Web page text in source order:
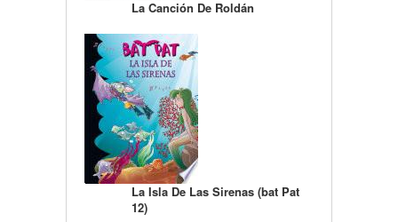
La Canción De Roldán
La Isla De Las Sirenas (bat Pat
12)